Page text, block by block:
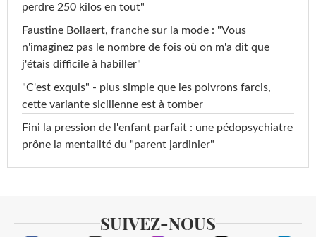
perdre 250 kilos en tout"
Faustine Bollaert, franche sur la mode : "Vous
n'imaginez pas le nombre de fois où on m'a dit que
j'étais difficile à habiller"
"C'est exquis" - plus simple que les poivrons farcis,
cette variante sicilienne est à tomber
Fini la pression de l'enfant parfait : une pédopsychiatre
prône la mentalité du "parent jardinier"
SUIVEZ-NOUS